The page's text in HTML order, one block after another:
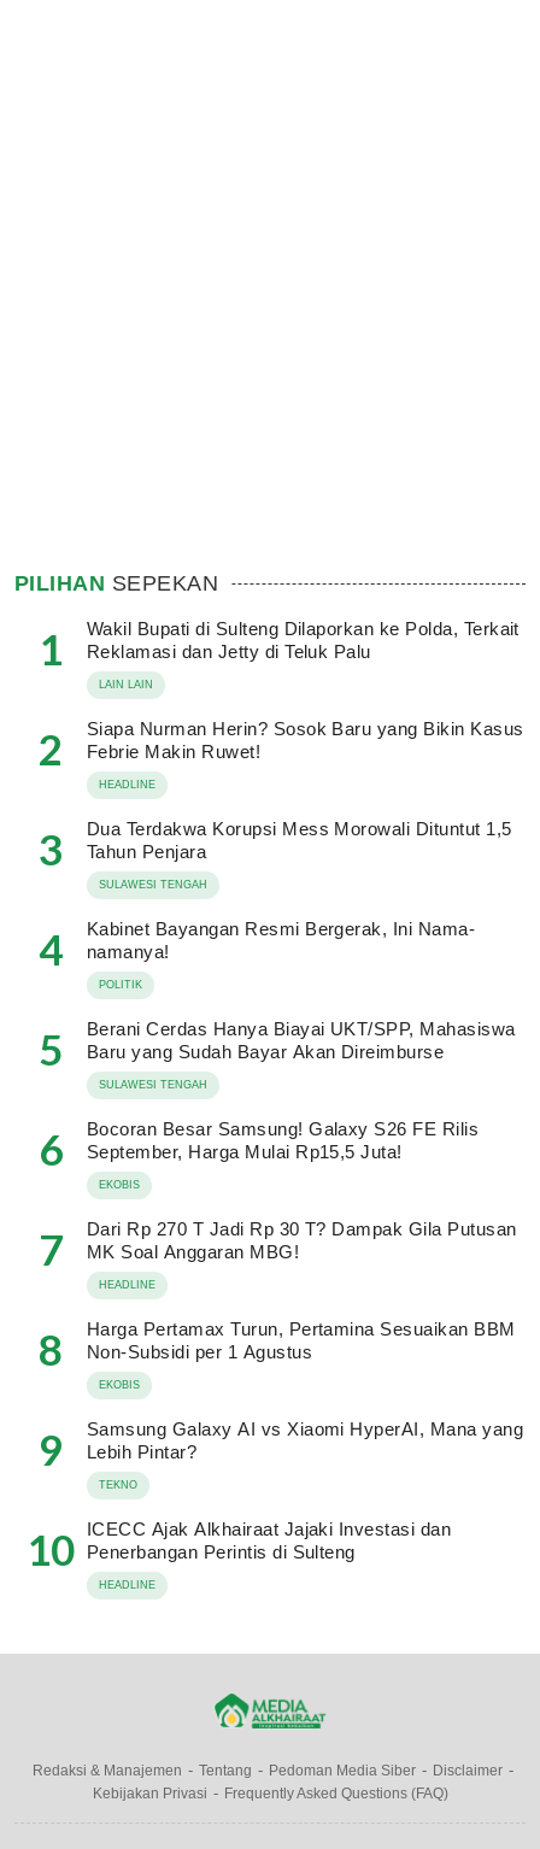
PILIHAN SEPEKAN
1
Wakil Bupati di Sulteng Dilaporkan ke Polda, Terkait
Reklamasi dan Jetty di Teluk Palu
LAIN LAIN
2
Siapa Nurman Herin? Sosok Baru yang Bikin Kasus
Febrie Makin Ruwet!
HEADLINE
3
Dua Terdakwa Korupsi Mess Morowali Dituntut 1,5
Tahun Penjara
SULAWESI TENGAH
4
Kabinet Bayangan Resmi Bergerak, Ini Nama-
namanya!
POLITIK
5
Berani Cerdas Hanya Biayai UKT/SPP, Mahasiswa
Baru yang Sudah Bayar Akan Direimburse
SULAWESI TENGAH
6
Bocoran Besar Samsung! Galaxy S26 FE Rilis
September, Harga Mulai Rp15,5 Juta!
EKOBIS
7
Dari Rp 270 T Jadi Rp 30 T? Dampak Gila Putusan
MK Soal Anggaran MBG!
HEADLINE
8
Harga Pertamax Turun, Pertamina Sesuaikan BBM
Non-Subsidi per 1 Agustus
EKOBIS
9
Samsung Galaxy AI vs Xiaomi HyperAI, Mana yang
Lebih Pintar?
TEKNO
10
ICECC Ajak Alkhairaat Jajaki Investasi dan
Penerbangan Perintis di Sulteng
HEADLINE
Redaksi & Manajemen Tentang Pedoman Media Siber
Disclaimer
Kebijakan Privasi
Frequently Asked Questions (FAQ)